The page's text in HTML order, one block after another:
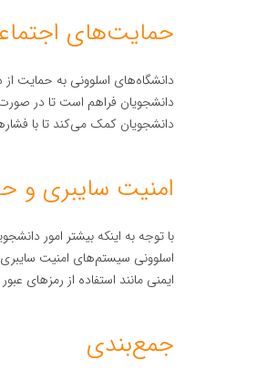
حمایت‌های
دانشگاه‌های اسلوونی به حمایت
دانشجویان فراهم است تا در
دانشجویان کمک می‌کند تا با
امنیت سایبری
با توجه به اینکه بیشتر امور
اسلوونی سیستم‌های امنیت
ایمنی مانند استفاده از رمزهای
جمع‌بندی